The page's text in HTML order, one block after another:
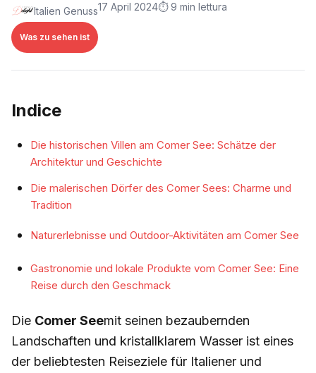
Italien Genuss17 April 2024⏱️ 9 min lettura
Was zu sehen ist
Indice
Die historischen Villen am Comer See: Schätze der
Architektur und Geschichte
Die malerischen Dörfer des Comer Sees: Charme und
Tradition
Naturerlebnisse und Outdoor-Aktivitäten am Comer See
Gastronomie und lokale Produkte vom Comer See: Eine
Reise durch den Geschmack
Die Comer Seemit seinen bezaubernden
Landschaften und kristallklarem Wasser ist eines
der beliebtesten Reiseziele für Italiener und